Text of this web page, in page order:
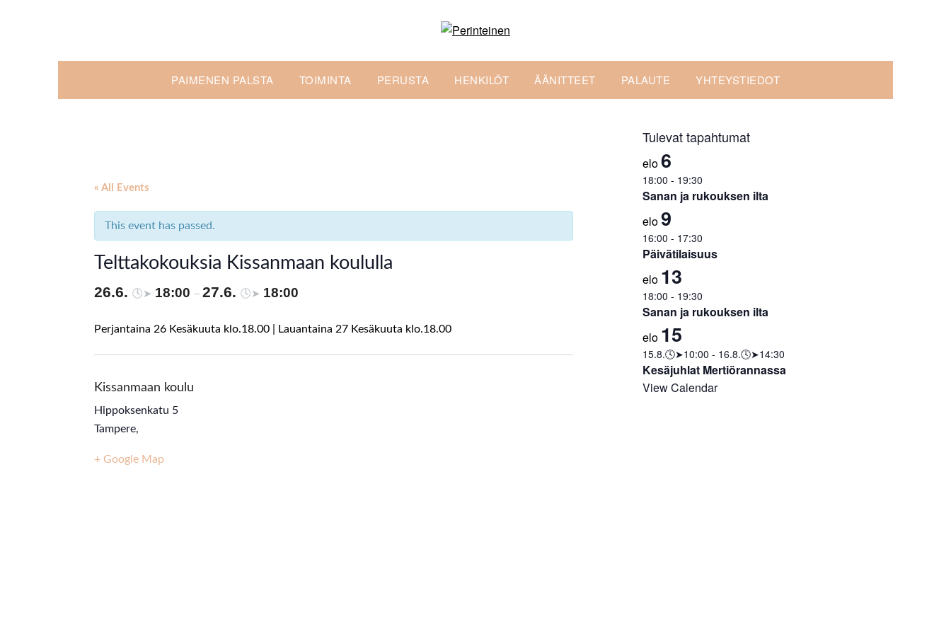
PAIMENEN PALSTA TOIMINTA PERUSTA HENKILÖT ÄÄNITTEET PALAUTE YHTEYSTIEDOT
« All Events
This event has passed.
Telttakokouksia Kissanmaan koululla
26.6.🕓➤ 18:00–27.6.🕓➤ 18:00
Perjantaina 26 Kesäkuuta klo.18.00 | Lauantaina 27 Kesäkuuta klo.18.00
Kissanmaan koulu
Hippoksenkatu 5
Tampere,
+ Google Map
Tulevat tapahtumat
elo6
18:00 - 19:30
Sanan ja rukouksen ilta
elo9
16:00 - 17:30
Päivätilaisuus
elo 13
18:00 - 19:30
Sanan ja rukouksen ilta
elo 15
15.8.🕓➤10:00 - 16.8.🕓➤14:30
Kesäjuhlat Mertiörannassa
View Calendar